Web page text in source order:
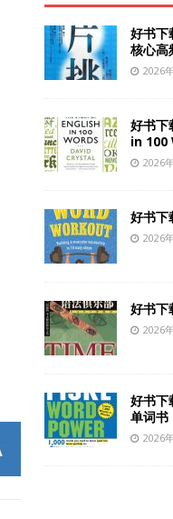
好书下
核心高
2026
好书
in 100
2026
好书下
2026
好书下
2026
好书下
单词书
2026